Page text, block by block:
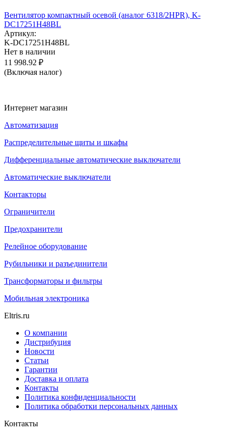
Вентилятор компактный осевой (аналог 6318/2HPR), K-
DC17251H48BL
Артикул:
K-DC17251H48BL
Нет в наличии
11 998.92 ₽
(Включая налог)
Интернет магазин
Автоматизация
Распределительные щиты и шкафы
Дифференциальные автоматические выключатели
Автоматические выключатели
Контакторы
Ограничители
Предохранители
Релейное оборудование
Рубильники и разъединители
Трансформаторы и фильтры
Мобильная электроника
Eltris.ru
О компании
Дистрибуция
Новости
Статьи
Гарантии
Доставка и оплата
Контакты
Политика конфиденциальности
Политика обработки персональных данных
Контакты